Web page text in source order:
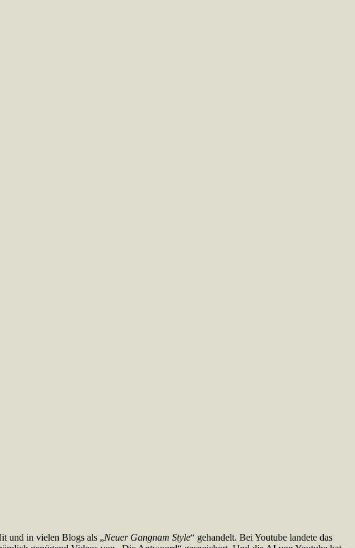
und in vielen Blogs als „Neuer Gangnam Style“ gehandelt. Bei Youtube landete das